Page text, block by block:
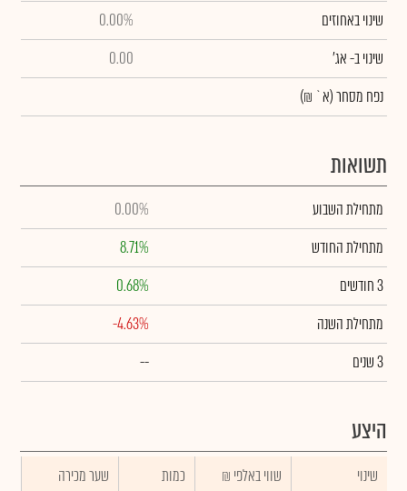
שינוי באחוזים
0.00%
שינויב- אג'
0.00
נפח מסחר(א` ₪)
תשואות
מתחילת השבוע
0.00%
מתחילת החודש
8.71%
3 חודשים
0.68%
מתחילת השנה
-4.63%
3 שנים
--
היצע
שינוי ₪ שווי באלפי כמות
שער מכירה